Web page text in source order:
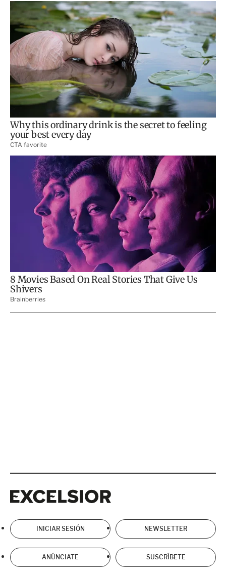
INICIAR SESIÓN NEWSLETTER
ANÚNCIATE SUSCRÍBETE